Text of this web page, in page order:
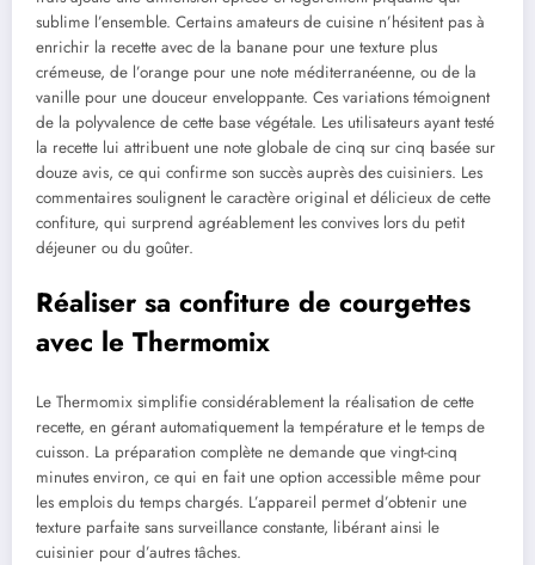
sublime l’ensemble. Certains amateurs de cuisine n’hésitent pas à
enrichir la recette avec de la banane pour une texture plus
crémeuse, de l’orange pour une note méditerranéenne, ou de la
vanille pour une douceur enveloppante. Ces variations témoignent
de la polyvalence de cette base végétale. Les utilisateurs ayant testé
la recette lui attribuent une note globale de cinq sur cinq basée sur
douze avis, ce qui confirme son succès auprès des cuisiniers. Les
commentaires soulignent le caractère original et délicieux de cette
confiture, qui surprend agréablement les convives lors du petit
déjeuner ou du goûter.
Réaliser sa confiture de courgettes
avec le Thermomix
Le Thermomix simplifie considérablement la réalisation de cette
recette, en gérant automatiquement la température et le temps de
cuisson. La préparation complète ne demande que vingt-cinq
minutes environ, ce qui en fait une option accessible même pour
les emplois du temps chargés. L’appareil permet d’obtenir une
texture parfaite sans surveillance constante, libérant ainsi le
cuisinier pour d’autres tâches.